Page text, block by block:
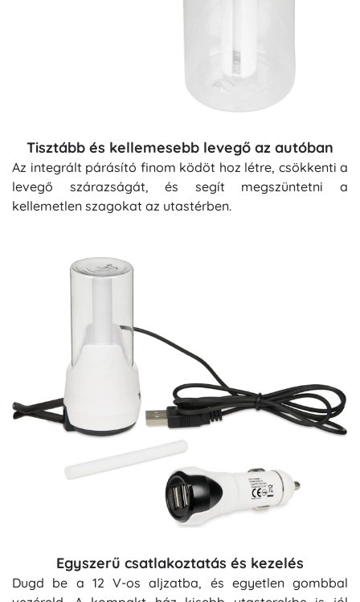
Tisztább és kellemesebb levegő az autóban
Az integrált párásító finom ködöt hoz létre, csökkenti a
levegő szárazságát, és segít megszüntetni a
kellemetlen szagokat az utastérben.
Egyszerű csatlakoztatás és kezelés
Dugd be a 12 V-os aljzatba, és egyetlen gombbal